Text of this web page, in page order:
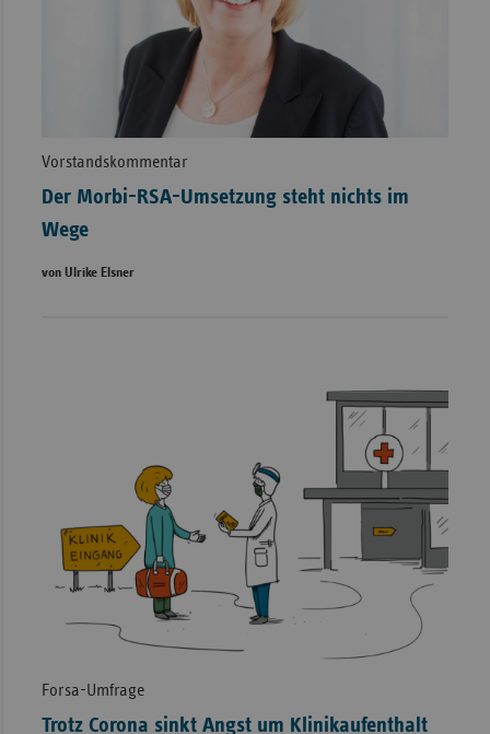
Vorstandskommentar
Der Morbi-RSA-Umsetzung steht nichts im
Wege
von Ulrike Elsner
Forsa-Umfrage
Trotz Corona sinkt Angst um Klinikaufenthalt